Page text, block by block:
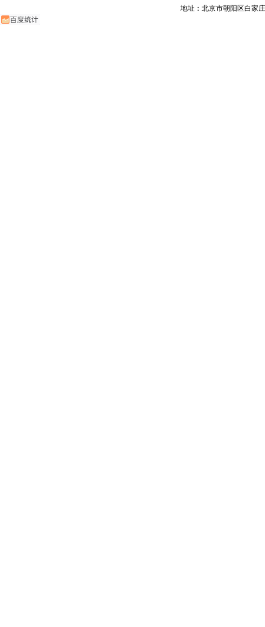
地址：北京市朝阳区白家